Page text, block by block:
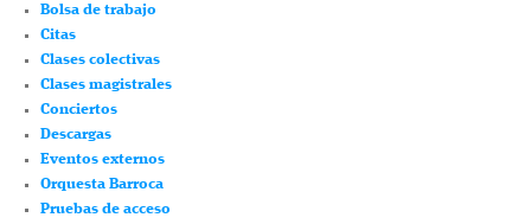
Bolsa de trabajo
Citas
Clases colectivas
Clases magistrales
Conciertos
Descargas
Eventos externos
Orquesta Barroca
Pruebas de acceso